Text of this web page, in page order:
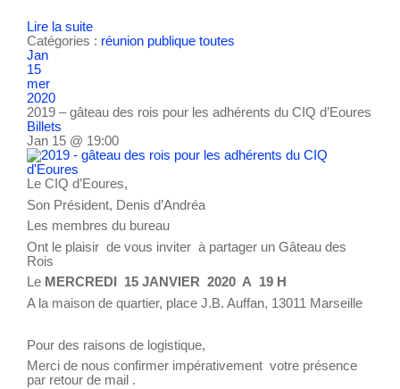
Lire la suite
Catégories : réunion publique toutes
Jan
15
mer
2020
2019 – gâteau des rois pour les adhérents du CIQ d’Eoures
Billets
Jan 15 @ 19:00
Le CIQ d’Eoures,
Son Président, Denis d’Andréa
Les membres du bureau
Ont le plaisir de vous inviter à partager un Gâteau des
Rois
Le MERCREDI 15 JANVIER 2020 A 19 H
A la maison de quartier, place J.B. Auffan, 13011 Marseille
Pour des raisons de logistique,
Merci de nous confirmer impérativement votre présence
par retour de mail .